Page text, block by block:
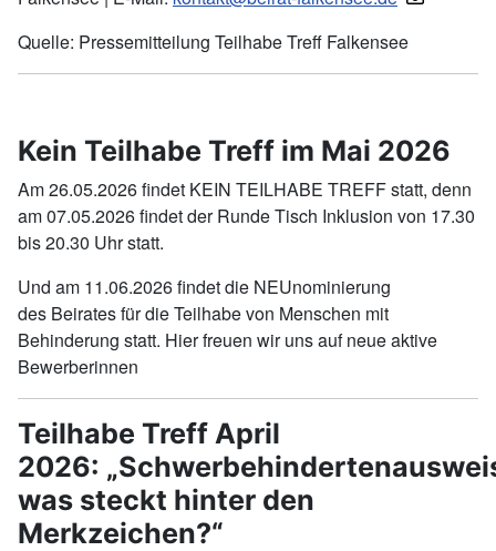
Quelle: Pressemitteilung Teilhabe Treff Falkensee
Kein Teilhabe Treff im Mai 2026
Am 26.05.2026 findet KEIN TEILHABE TREFF statt, denn
am 07.05.2026 findet der Runde Tisch Inklusion von 17.30
bis 20.30 Uhr statt.
Und am 11.06.2026 findet die NEUnominierung
des Beirates für die Teilhabe von Menschen mit
Behinderung statt. Hier freuen wir uns auf neue aktive
Bewerberinnen
Teilhabe Treff April
2026:
was steckt hinter den
Merkzeichen?“